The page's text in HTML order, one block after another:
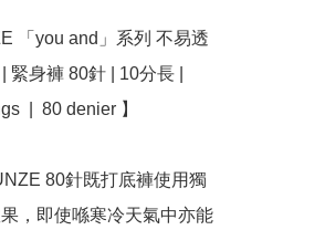
「you and」系列 不易透
緊身褲 80針 | 10分長 |
|  80 denier 】
80針既打底褲使用獨
，即使喺寒冷天氣中亦能